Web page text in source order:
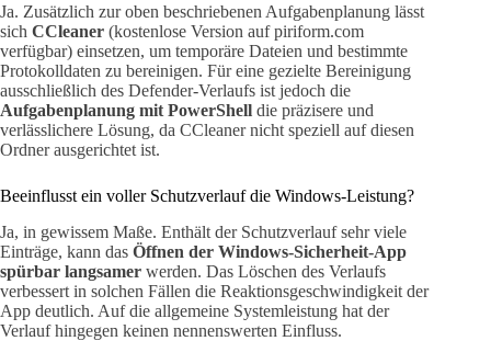
Ja. Zusätzlich zur oben beschriebenen Aufgabenplanung lässt
sich CCleaner (kostenlose Version auf piriform.com
verfügbar) einsetzen, um temporäre Dateien und bestimmte
Protokolldaten zu bereinigen. Für eine gezielte Bereinigung
ausschließlich des Defender-Verlaufs ist jedoch die
Aufgabenplanung mit PowerShell die präzisere und
verlässlichere Lösung, da CCleaner nicht speziell auf diesen
Ordner ausgerichtet ist.
Beeinflusst ein voller Schutzverlauf die Windows-Leistung?
Ja, in gewissem Maße. Enthält der Schutzverlauf sehr viele
Einträge, kann das Öffnen der Windows-Sicherheit-App
spürbar langsamer werden. Das Löschen des Verlaufs
verbessert in solchen Fällen die Reaktionsgeschwindigkeit der
App deutlich. Auf die allgemeine Systemleistung hat der
Verlauf hingegen keinen nennenswerten Einfluss.